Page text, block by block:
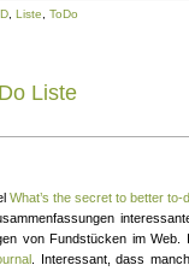
, Liste, ToDo
Liste
What’s the secret to better to-
von Fundstücken im Web.
. Interessant, dass